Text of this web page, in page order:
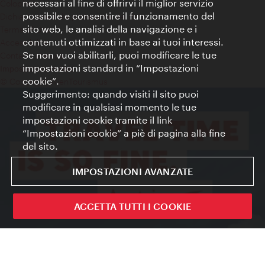
Colophon
Dichiarazione sulla protezione dei dati
Terms of Use
Accessibilità
Contatto stampa
Impostazioni cookie
© Copyright WienTourismus
necessari al fine di offrirvi il miglior servizio
possibile e consentire il funzionamento del
sito web, le analisi della navigazione e i
contenuti ottimizzati in base ai tuoi interessi.
Se non vuoi abilitarli, puoi modificare le tue
impostazioni standard in “Impostazioni
cookie”.
Suggerimento: quando visiti il sito puoi
modificare in qualsiasi momento le tue
impostazioni cookie tramite il link
“Impostazioni cookie” a piè di pagina alla fine
del sito.
IMPOSTAZIONI AVANZATE
ACCETTA TUTTI I COOKIE